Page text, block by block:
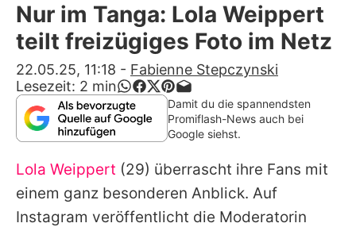
Stars
Filme & Serien
Lifestyle
Familie & Liebe
Alle Themen auf Promiflash
Nur im Tanga: Lola Weippert
teilt freizügiges Foto im Netz
22.05.25, 11:18 - Fabienne Stepczynski
Lesezeit: 2 min
Damit du die spannendsten
Promiflash-News auch bei
Google siehst.
Lola Weippert (29) überrascht ihre Fans mit
einem ganz besonderen Anblick. Auf
Instagram veröffentlicht die Moderatorin